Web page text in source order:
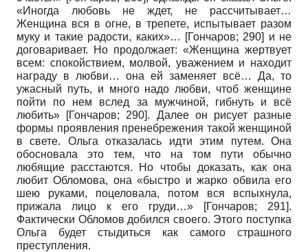
«Иногда любовь не ждет, не рассчитывает…
Женщина вся в огне, в трепете, испытывает разом
муку и такие радости, каких»… [Гончаров; 290] и не
договаривает. Но продолжает: «Женщина жертвует
всем: спокойствием, молвой, уважением и находит
награду в любви… она ей заменяет всё… Да, то
ужасный путь, и много надо любви, чтоб женщине
пойти по нем вслед за мужчиной, гибнуть и всё
любить»
[Гончаров; 290]. Далее он рисует разные
формы проявления пренебрежения такой женщиной
в свете. Ольга отказалась идти этим путем. Она
обосновала это тем, что на том пути обычно
любящие расстаются. Но чтобы доказать, как она
любит Обломова, она «быстро и жарко обвила его
шею руками, поцеловала, потом вся вспыхнула,
прижала лицо к его груди…»
[Гончаров; 291].
Фактически Обломов добился своего. Этого поступка
Ольга будет стыдиться как самого страшного
преступления.